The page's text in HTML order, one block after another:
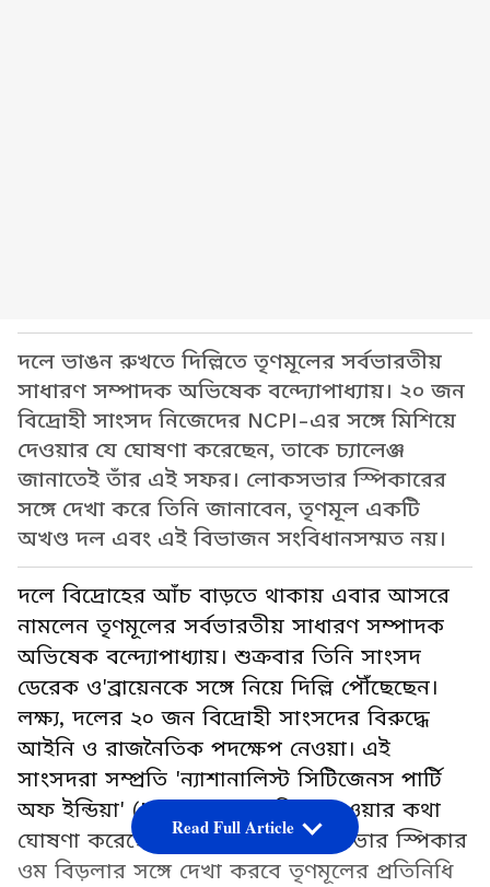
দলে ভাঙন রুখতে দিল্লিতে তৃণমূলের সর্বভারতীয়
সাধারণ সম্পাদক অভিষেক বন্দ্যোপাধ্যায়। ২০ জন
বিদ্রোহী সাংসদ নিজেদের NCPI-এর সঙ্গে মিশিয়ে
দেওয়ার যে ঘোষণা করেছেন, তাকে চ্যালেঞ্জ
জানাতেই তাঁর এই সফর। লোকসভার স্পিকারের
সঙ্গে দেখা করে তিনি জানাবেন, তৃণমূল একটি
অখণ্ড দল এবং এই বিভাজন সংবিধানসম্মত নয়।
দলে বিদ্রোহের আঁচ বাড়তে থাকায় এবার আসরে
নামলেন তৃণমূলের সর্বভারতীয় সাধারণ সম্পাদক
অভিষেক বন্দ্যোপাধ্যায়। শুক্রবার তিনি সাংসদ
ডেরেক ও'ব্রায়েনকে সঙ্গে নিয়ে দিল্লি পৌঁছেছেন।
লক্ষ্য, দলের ২০ জন বিদ্রোহী সাংসদের বিরুদ্ধে
আইনি ও রাজনৈতিক পদক্ষেপ নেওয়া। এই
সাংসদরা সম্প্রতি 'ন্যাশানালিস্ট সিটিজেনস পার্টি
অফ ইন্ডিয়া' (NCPI)-র সঙ্গে মিশে যাওয়ার কথা
ঘোষণা করেছেন। এই বিষয়েই লোকসভার স্পিকার
ওম বিড়লার সঙ্গে দেখা করবে তৃণমূলের প্রতিনিধি
Read Full Article